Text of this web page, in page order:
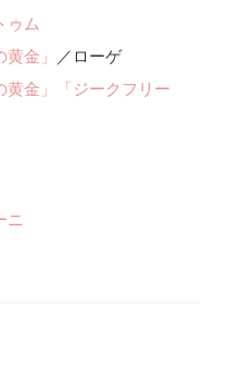
ゥム
黄金」
／ローゲ
黄金」
「ジークフリー
ニ